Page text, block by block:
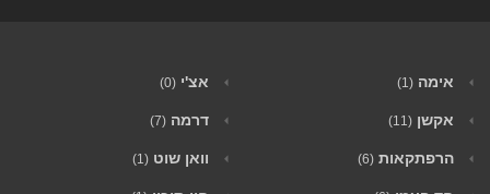
אימה (1) אצ'י (0)
אקשן (11) דרמה (7)
הרפתקאות (6) וואן שוט (1)